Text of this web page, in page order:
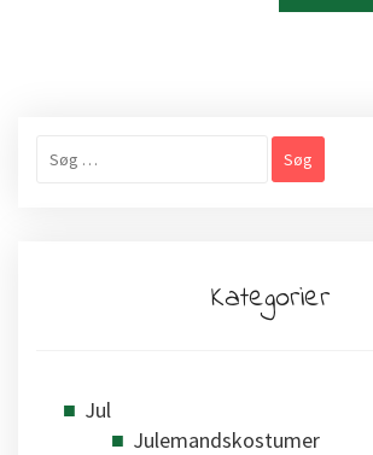
efter:
Kategorier
Jul
Julemandskostumer